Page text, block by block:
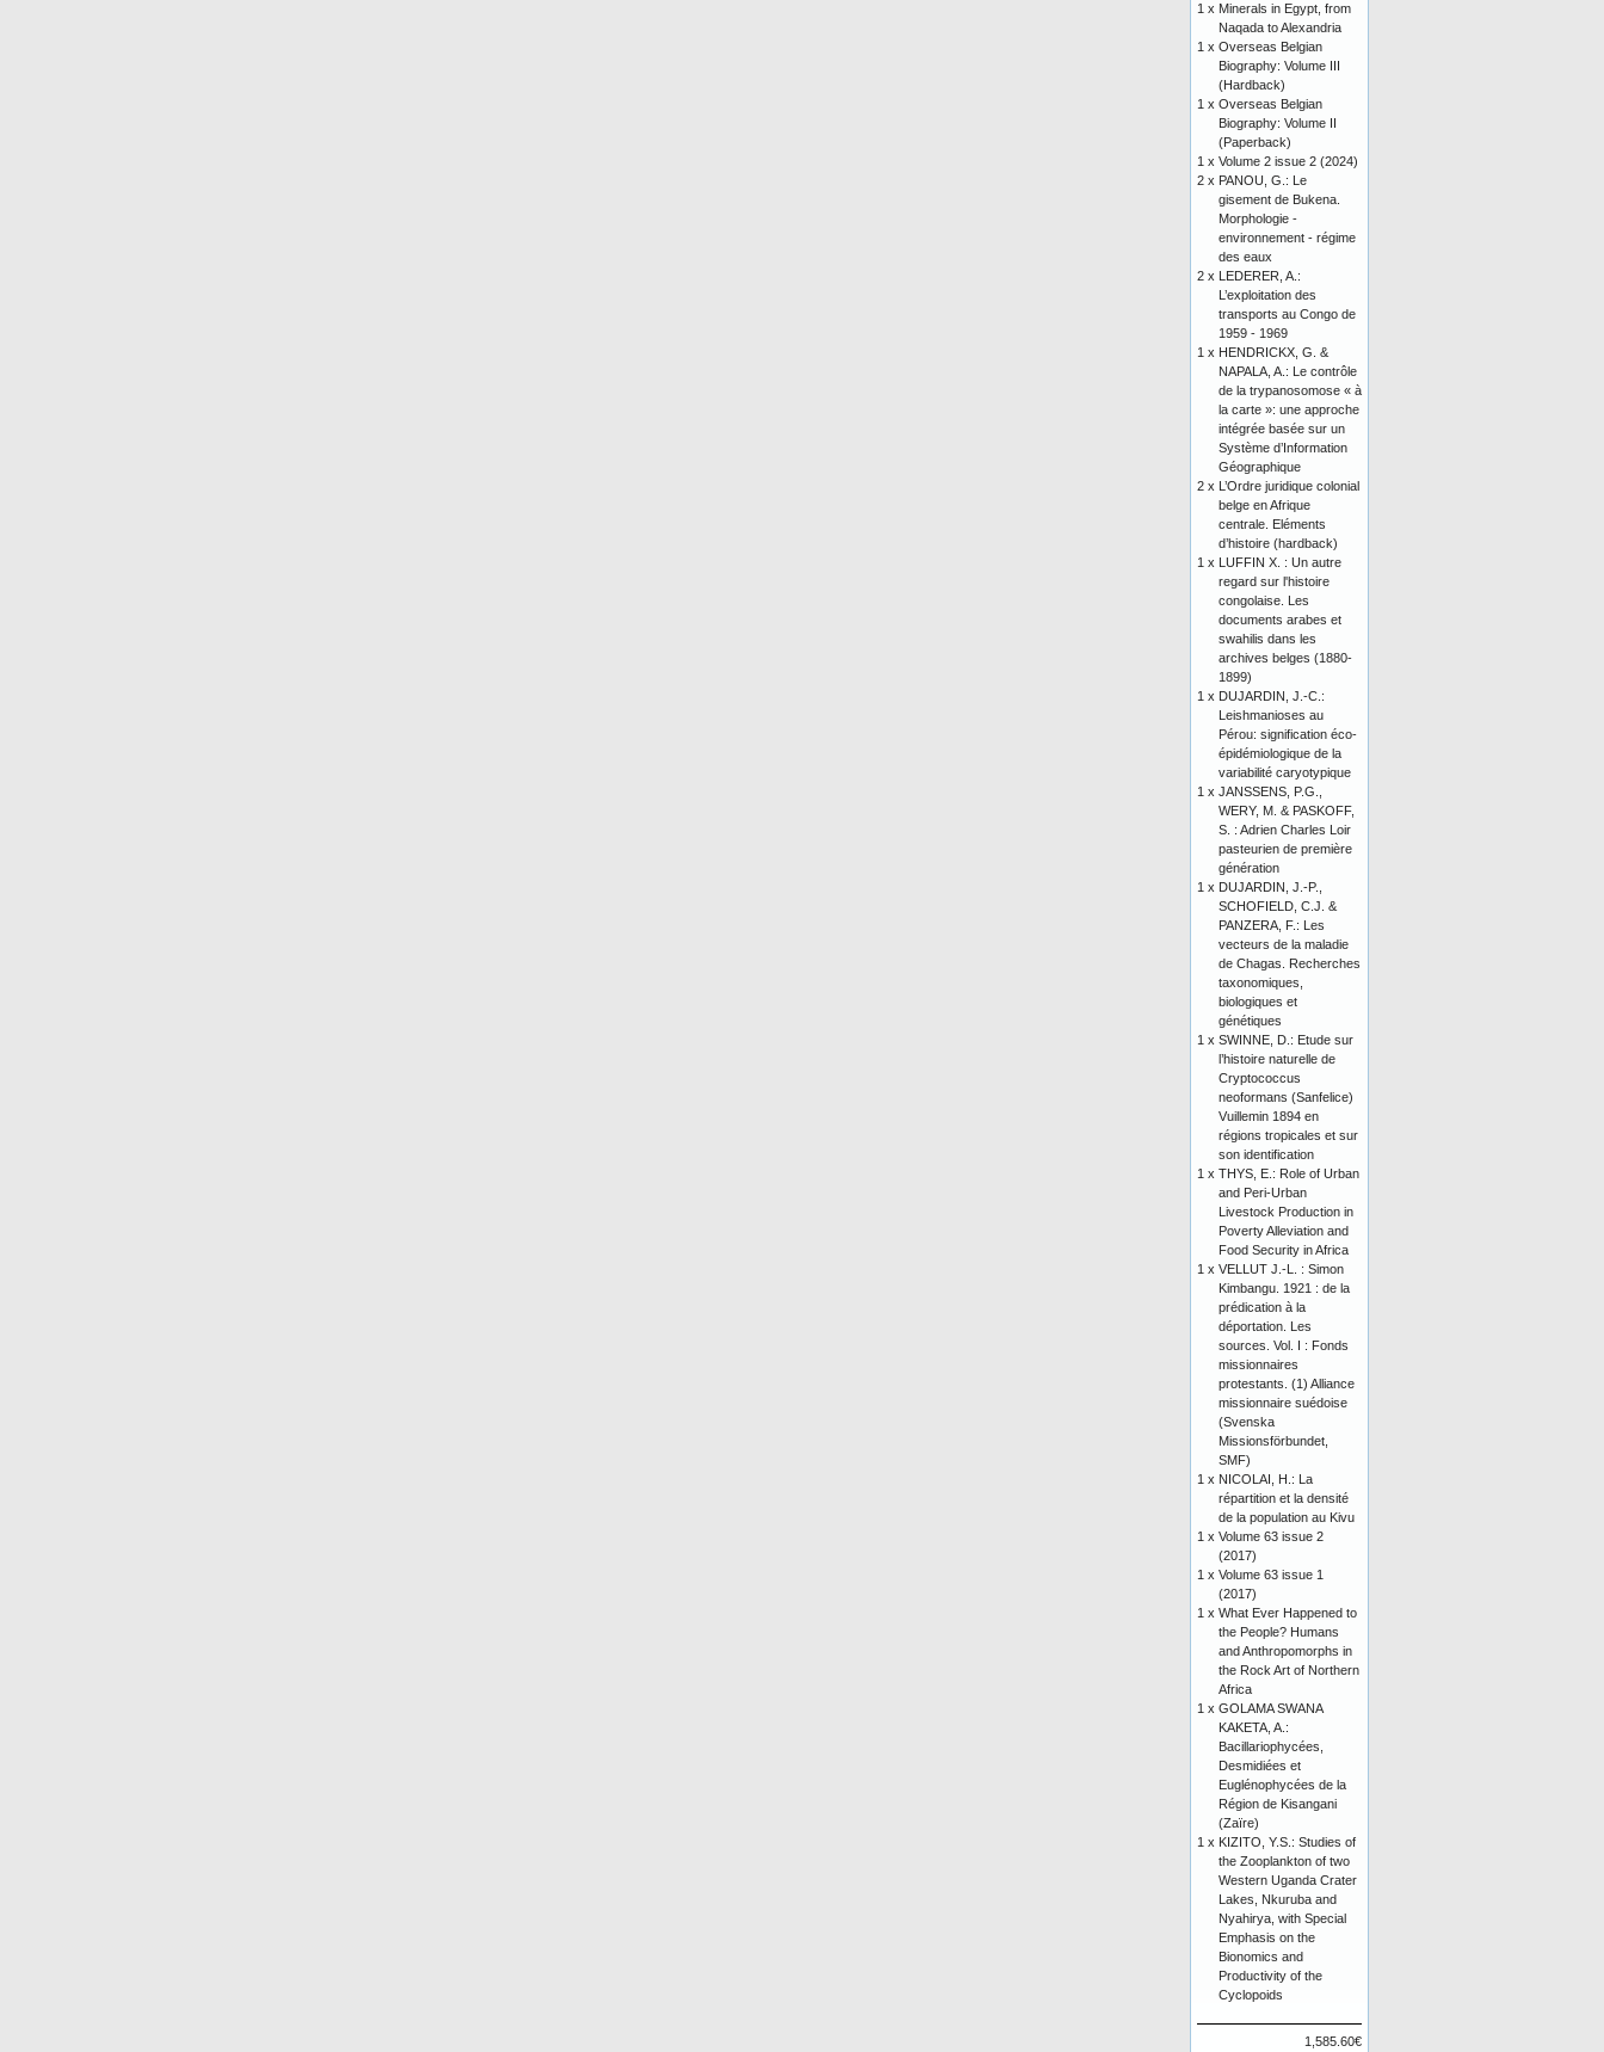
1 x Minerals in Egypt, from
Naqada to Alexandria
1 x Overseas Belgian
Biography: Volume III
(Hardback)
1 x Overseas Belgian
Biography: Volume II
(Paperback)
1 x Volume 2 issue 2 (2024)
2 x PANOU, G.: Le
gisement de Bukena.
Morphologie -
environnement - régime
des eaux
2 x LEDERER, A.:
L’exploitation des
transports au Congo de
1959 - 1969
1 x HENDRICKX, G. &
NAPALA, A.: Le contrôle
de la trypanosomose « à
la carte »: une approche
intégrée basée sur un
Système d’Information
Géographique
2 x L’Ordre juridique colonial
belge en Afrique
centrale. Eléments
d’histoire (hardback)
1 x LUFFIN X. : Un autre
regard sur l'histoire
congolaise. Les
documents arabes et
swahilis dans les
archives belges (1880-
1899)
1 x DUJARDIN, J.-C.:
Leishmanioses au
Pérou: signification éco-
épidémiologique de la
variabilité caryotypique
1 x JANSSENS, P.G.,
WERY, M. & PASKOFF,
S. : Adrien Charles Loir
pasteurien de première
génération
1 x DUJARDIN, J.-P.,
SCHOFIELD, C.J. &
PANZERA, F.: Les
vecteurs de la maladie
de Chagas. Recherches
taxonomiques,
biologiques et
génétiques
1 x SWINNE, D.: Etude sur
l’histoire naturelle de
Cryptococcus
neoformans (Sanfelice)
Vuillemin 1894 en
régions tropicales et sur
son identification
1 x THYS, E.: Role of Urban
and Peri-Urban
Livestock Production in
Poverty Alleviation and
Food Security in Africa
1 x VELLUT J.-L. : Simon
Kimbangu. 1921 : de la
prédication à la
déportation. Les
sources. Vol. I : Fonds
missionnaires
protestants. (1) Alliance
missionnaire suédoise
(Svenska
Missionsförbundet,
SMF)
1 x NICOLAI, H.: La
répartition et la densité
de la population au Kivu
1 x Volume 63 issue 2
(2017)
1 x Volume 63 issue 1
(2017)
1 x What Ever Happened to
the People? Humans
and Anthropomorphs in
the Rock Art of Northern
Africa
1 x GOLAMA SWANA
KAKETA, A.:
Bacillariophycées,
Desmidiées et
Euglénophycées de la
Région de Kisangani
(Zaïre)
1 x KIZITO, Y.S.: Studies of
the Zooplankton of two
Western Uganda Crater
Lakes, Nkuruba and
Nyahirya, with Special
Emphasis on the
Bionomics and
Productivity of the
Cyclopoids
1,585.60€